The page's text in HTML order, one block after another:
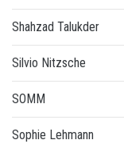
Shahzad Talukder
Silvio Nitzsche
SOMM
Sophie Lehmann